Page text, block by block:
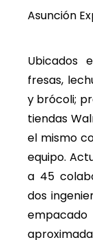
Asunción
Ubicados
fresas,
y brócoli;
tiendas
el mismo
equipo.
a 45
dos